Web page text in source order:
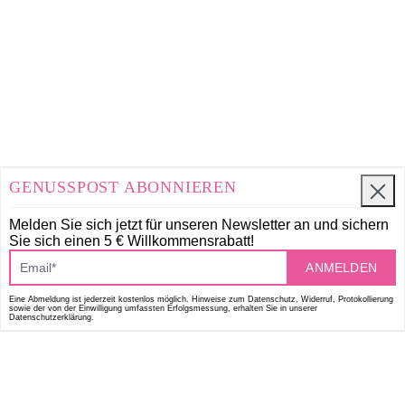
GENUSSPOST ABONNIEREN
Melden Sie sich jetzt für unseren Newsletter an und sichern
Sie sich einen 5 € Willkommensrabatt!
ANMELDEN
Eine Abmeldung ist jederzeit kostenlos möglich. Hinweise zum Datenschutz, Widerruf, Protokollierung
sowie der von der Einwilligung umfassten Erfolgsmessung, erhalten Sie in unserer
Datenschutzerklärung.